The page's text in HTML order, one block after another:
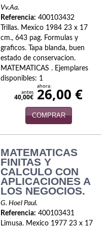
Vv.Aa.
Referencia: 400103432
Trillas. Mexico 1984 23 x 17
cm., 643 pag. Formulas y
graficos. Tapa blanda, buen
estado de conservacion.
MATEMATICAS . Ejemplares
disponibles: 1
antes
40,00€
ahora:
26,00 €
COMPRAR
MATEMATICAS
FINITAS Y
CALCULO CON
APLICACIONES A
LOS NEGOCIOS.
G. Hoel Paul.
Referencia: 400103431
Limusa. Mexico 1977 23 x 17